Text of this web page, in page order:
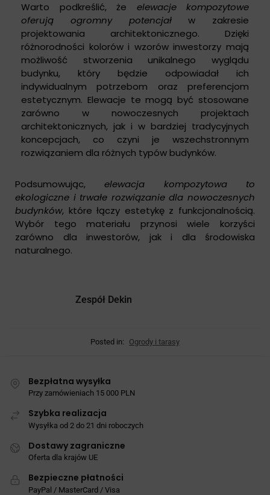
Warto podkreślić, że elewacje kompozytowe
oferują ogromny potencjałw zakresie
projektowania architektonicznego. Dzięki
różnorodności kolorów i wzorów inwestorzy mają
możliwość stworzenia unikalnego wyglądu
budynku, który będzie odpowiadał ich
indywidualnym potrzebom oraz preferencjom
estetycznym. Elewacje te mogą być stosowane
zarówno w nowoczesnych projektach
architektonicznych, jak i w bardziej tradycyjnych
koncepcjach, co czyni je wszechstronnym
rozwiązaniem dla różnych typów budynków.
Podsumowując,elewacja kompozytowa to
ekologiczne i trwałe rozwiązanie dla nowoczesnych
budynków, które łączy estetykę z funkcjonalnością.
Wybór tego materiału przynosi wiele korzyści
zarówno dla inwestorów, jak i dla środowiska
naturalnego.
Zespół Dekin
Posted in: Ogrody i tarasy
Bezpłatna wysyłka
Przy zamówieniach 15 000 PLN
Szybka realizacja
Wysyłka od 2 do 21 dni roboczych
Dostawy zagraniczne
Oferta dla krajów UE
Bezpieczne płatności
PayPal / MasterCard / Visa